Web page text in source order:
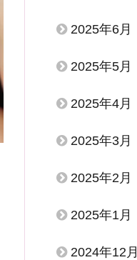
2025年6月
2025年5月
2025年4月
2025年3月
2025年2月
2025年1月
2024年12月